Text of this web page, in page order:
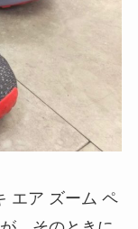
エア ズーム ペ